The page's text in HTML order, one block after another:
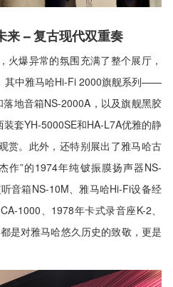
来 – 复古现代双重奏
火爆异常的氛围充满了整个展厅，
其中雅马哈Hi-Fi 2000旗舰系列——
地音箱NS-2000A，以及旗舰黑胶
套YH-5000SE和HA-L7A优雅的静
赏。此外，还特别展出了雅马哈古
作”的1974年纯铍振膜扬声器NS-
音箱NS-10M、雅马哈Hi-Fi设备经
1000、1978年卡式录音座K-2、
是对雅马哈悠久历史的致敬，更是